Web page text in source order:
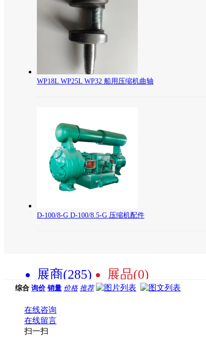
WP18L WP25L WP32 船用压缩机曲轴
D-100/8-G D-100/8.5-G 压缩机配件
展商(285) 展品(0)
综合 询价 销量 价格 推荐
在线咨询
在线留言
扫一扫